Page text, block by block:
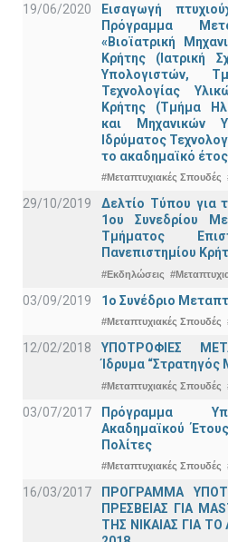
19/06/2020
Εισαγωγή
Πρόγραμμα
«Βιοϊατρική
Κρήτης (Ιατρική
Υπολογιστών,
Τεχνολογίας
Κρήτης (Τμήμα
και Μηχανικών
Ιδρύματος
το ακαδημαϊκό
#Μεταπτυχιακές Σπουδές
29/10/2019
Δελτίο Τύπου για
1ου Συνεδρίου
Τμήματος
Πανεπιστημίου
#Εκδηλώσεις
03/09/2019 1ο Συνέδριο
#Μεταπτυχιακές Σπουδές
12/02/2018
ΥΠΟΤΡΟΦΙΕΣ
Ίδρυμα “Στρατηγός
#Μεταπτυχιακές Σπουδές
03/07/2017
Πρόγραμμα
Ακαδημαϊκού
Πολίτες
#Μεταπτυχιακές Σπουδές
16/03/2017
ΠΡΟΓΡΑΜΜΑ
ΠΡΕΣΒΕΙΑΣ ΓΙΑ
ΤΗΣ ΝΙΚΑΙΑΣ ΓΙΑ